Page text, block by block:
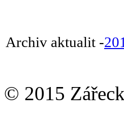
Archiv aktualit -
© 2015